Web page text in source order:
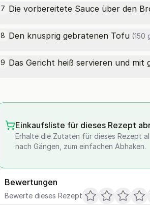
7 Die vorbereitete Sauce über den
8 Den knusprig gebratenen Tofu (150
9 Das Gericht heiß servieren und mit
Einkaufsliste für dieses Rezept
Erhalte die Zutaten für dieses Rezept
nach Gängen, zum einfachen Abhaken.
Bewertungen
Bewerte dieses Rezept